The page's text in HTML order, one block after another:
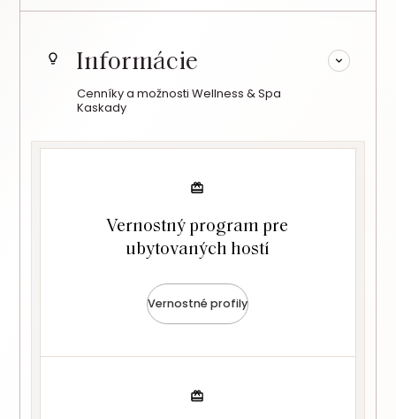
Informácie
Cenníky a možnosti Wellness & Spa
Kaskady
Vernostný program pre
ubytovaných hostí
Vernostné profily